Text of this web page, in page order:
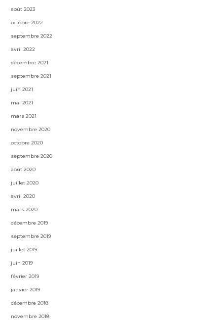
août 2023
octobre 2022
septembre 2022
avril 2022
décembre 2021
septembre 2021
juin 2021
mai 2021
mars 2021
novembre 2020
octobre 2020
septembre 2020
août 2020
juillet 2020
avril 2020
mars 2020
décembre 2019
septembre 2019
juillet 2019
juin 2019
février 2019
janvier 2019
décembre 2018
novembre 2018